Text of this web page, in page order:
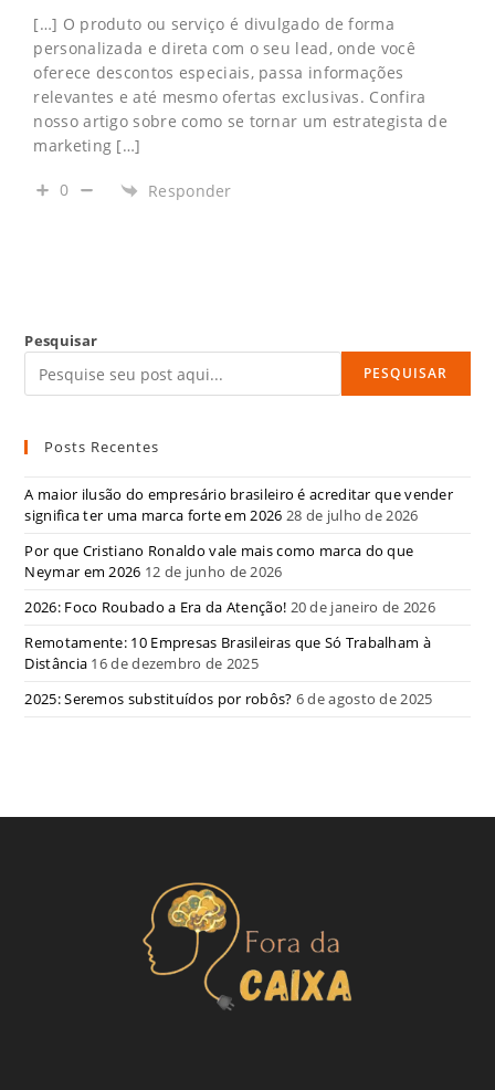
[…] O produto ou serviço é divulgado de forma
personalizada e direta com o seu lead, onde você
oferece descontos especiais, passa informações
relevantes e até mesmo ofertas exclusivas. Confira
nosso artigo sobre como se tornar um estrategista de
marketing […]
0 Responder
Pesquisar
PESQUISAR
Posts Recentes
A maior ilusão do empresário brasileiro é acreditar que vender
significa ter uma marca forte em 2026 28 de julho de 2026
Por que Cristiano Ronaldo vale mais como marca do que
Neymar em 2026 12 de junho de 2026
2026: Foco Roubado a Era da Atenção! 20 de janeiro de 2026
Remotamente: 10 Empresas Brasileiras que Só Trabalham à
Distância 16 de dezembro de 2025
2025: Seremos substituídos por robôs? 6 de agosto de 2025